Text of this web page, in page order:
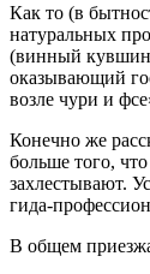
Как то (в
натуральных
(винный кувшин
оказывающий
возле чури и
Конечно же
больше того,
захлестывают.
гида-
В общем